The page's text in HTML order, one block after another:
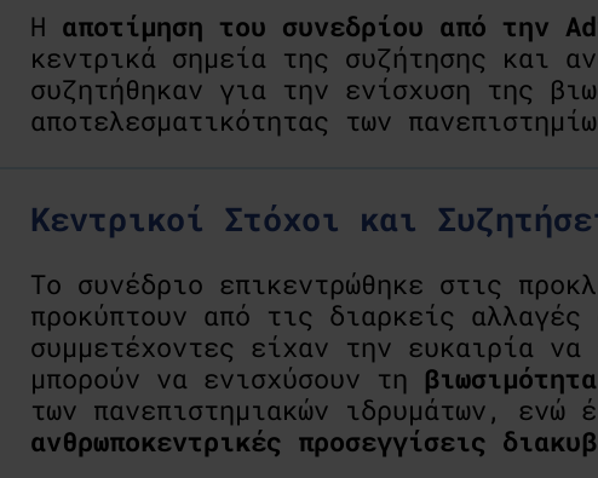
Η αποτίμηση του συνεδρίου από την
κεντρικά σημεία της συζήτησης και
συζητήθηκαν για την ενίσχυση της
αποτελεσματικότητας των
Κεντρικοί Στόχοι και
Το συνέδριο επικεντρώθηκε στις
προκύπτουν από τις διαρκείς
συμμετέχοντες είχαν την ευκαιρία να
μπορούν να ενισχύσουν τη βιωσιμότητα
των πανεπιστημιακών ιδρυμάτων, ενώ
ανθρωποκεντρικές προσεγγίσεις